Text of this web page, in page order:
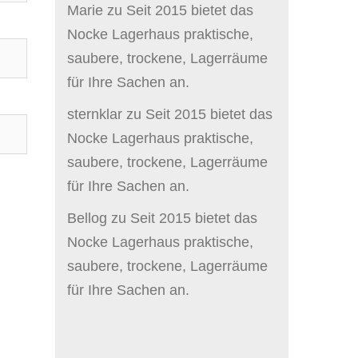
Marie zu Seit 2015 bietet das
Nocke Lagerhaus praktische,
saubere, trockene, Lagerräume
für Ihre Sachen an.
sternklarzu Seit 2015 bietet das
Nocke Lagerhaus praktische,
saubere, trockene, Lagerräume
für Ihre Sachen an.
Bellog zu Seit 2015 bietet das
Nocke Lagerhaus praktische,
saubere, trockene, Lagerräume
für Ihre Sachen an.